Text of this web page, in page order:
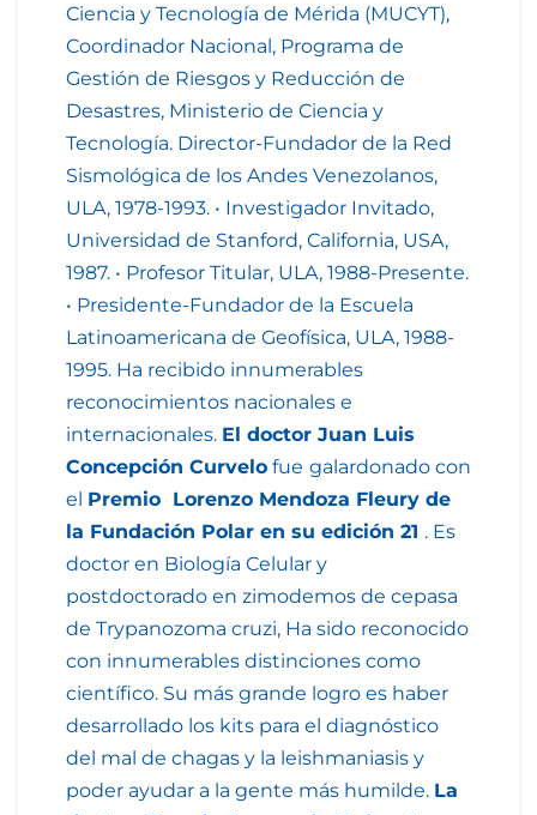
Ciencia y Tecnología de Mérida (MUCYT),
Coordinador Nacional, Programa de
Gestión de Riesgos y Reducción de
Desastres, Ministerio de Ciencia y
Tecnología. Director-Fundador de la Red
Sismológica de los Andes Venezolanos,
ULA, 1978-1993. • Investigador Invitado,
Universidad de Stanford, California, USA,
1987. • Profesor Titular, ULA, 1988-Presente.
• Presidente-Fundador de la Escuela
Latinoamericana de Geofísica, ULA, 1988-
1995. Ha recibido innumerables
reconocimientos nacionales e
internacionales. El doctor Juan Luis
Concepción Curvelo fue galardonado con
el Premio Lorenzo Mendoza Fleury de
la Fundación Polar en su edición 21 . Es
doctor en Biología Celular y
postdoctorado en zimodemos de cepasa
de Trypanozoma cruzi, Ha sido reconocido
con innumerables distinciones como
científico. Su más grande logro es haber
desarrollado los kits para el diagnóstico
del mal de chagas y la leishmaniasis y
poder ayudar a la gente más humilde. La